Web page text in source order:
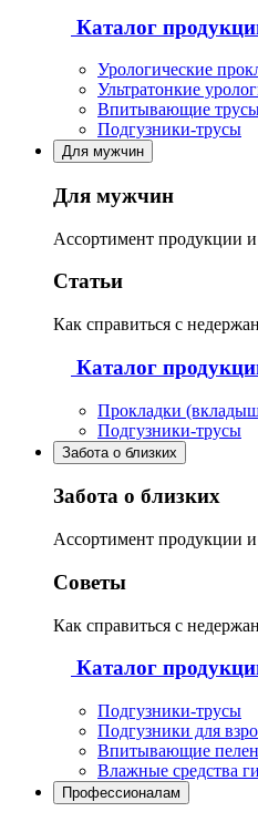
Каталог
Урологические
Ультратонкие
Впитывающие
Подгузники-трусы
Для мужчин
Для мужчин
Ассортимент продукции
Статьи
Как справиться с
Каталог
Прокладки
Подгузники-трусы
Забота о близких
Забота о близких
Ассортимент продукции
Советы
Как справиться с
Каталог
Подгузники-трусы
Подгузники для
Впитывающие
Влажные средства
Профессионалам